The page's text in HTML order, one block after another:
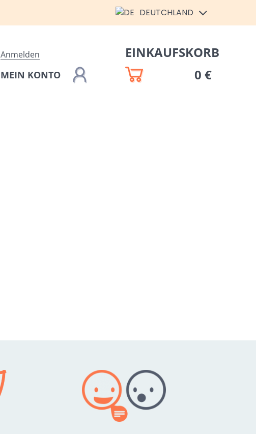
DEUTCHLAND
Anmelden
MEIN KONTO
EINKAUFSKORB
0 €